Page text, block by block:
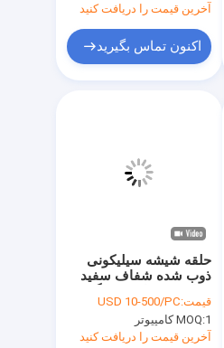
آخرین قیمت را دریافت کنید
اکنون تماس بگیرید
حلقه شیشه سیلیکونی
ذوب شده شفاف سفید
OD 10-500mm
قیمت:USD 10-500/PC
MOQ:1 کامپیوتر
آخرین قیمت را دریافت کنید